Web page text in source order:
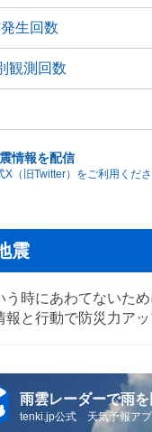
生回数
観測回数
情報を配信
（旧Twitter）をご利用くださ
震
う時にあわてないため
報と行動で防災力ア
雨雲レーダーで雨を
tenki.jp公式 天気予報アプ